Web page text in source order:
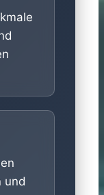
und